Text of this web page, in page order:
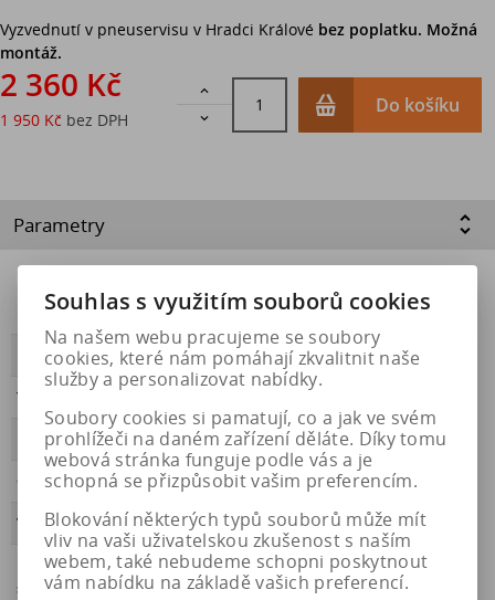
Vyzvednutí v pneuservisu v Hradci Králové bez poplatku. Možná
montáž.
2 360 Kč
1 950 Kč bez DPH


Do košíku
Parametry
Přilnavost na
ledu
PŘILNAVOST A
Třída hluku
HLUČNOST 71
OBDOBÍ letní
VALIVÝ ODPOR C
Přilnavost na
sněhu
NE
Souhlas s využitím souborů cookies
Na našem webu pracujeme se soubory
cookies, které nám pomáhají zkvalitnit naše
služby a personalizovat nabídky.
Soubory cookies si pamatují, co a jak ve svém
prohlížeči na daném zařízení děláte. Díky tomu
webová stránka funguje podle vás a je
schopná se přizpůsobit vašim preferencím.
Blokování některých typů souborů může mít
vliv na vaši uživatelskou zkušenost s naším
webem, také nebudeme schopni poskytnout
vám nabídku na základě vašich preferencí.